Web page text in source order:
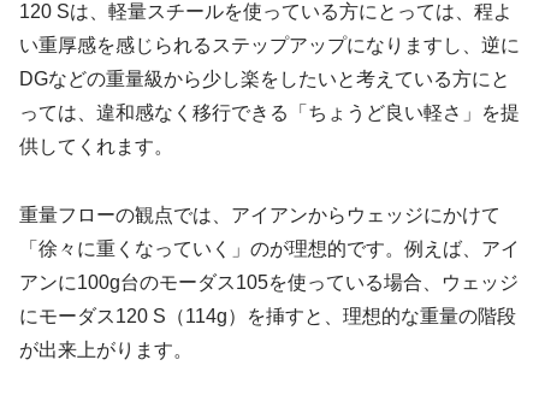
120 Sは、軽量スチールを使っている方にとっては、程よ
い重厚感を感じられるステップアップになりますし、逆に
DGなどの重量級から少し楽をしたいと考えている方にと
っては、違和感なく移行できる「ちょうど良い軽さ」を提
供してくれます。
重量フローの観点では、アイアンからウェッジにかけて
「徐々に重くなっていく」のが理想的です。例えば、アイ
アンに100g台のモーダス105を使っている場合、ウェッジ
にモーダス120 S（114g）を挿すと、理想的な重量の階段
が出来上がります。